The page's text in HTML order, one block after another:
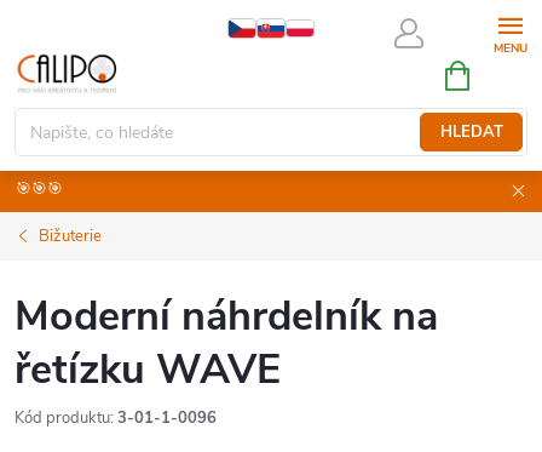
obsah
HLEDAT
NÁKUPNÍ
KOŠÍK
🎯🎯🎯
Bižuterie
Moderní náhrdelník na
řetízku WAVE
Kód produktu: 3-01-1-0096